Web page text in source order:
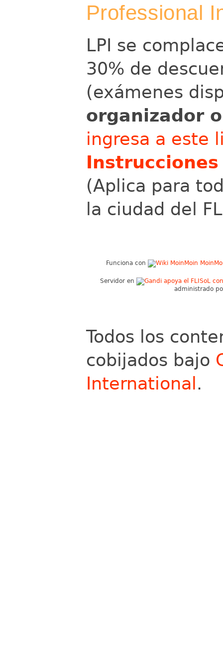
Professional
LPI se
30% de
(exámenes
organizador
ingresa a este
(Aplica para
la ciudad del
Funciona con
Servidor en
administrado
Todos los
cobijados bajo
International .